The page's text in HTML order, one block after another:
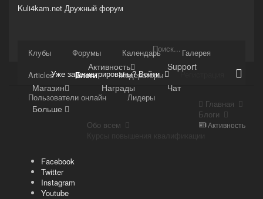
Kuli4kam.net Дружный форум
Сайт
Клубы Форумы Календарь
Галерея
Articles
Блоги
Модераторы
Пользователи онлайн
Лидеры
Активность
Support
Магазин
Награды
Чат
Больше
Уже зарегистрированы? Войти Регистрация
Активность
Главная
Блоги
Обо всем
Facebook
Twitter
Instagram
Youtube